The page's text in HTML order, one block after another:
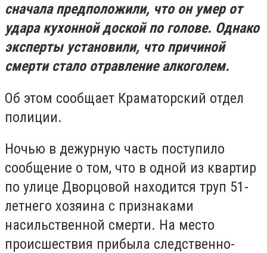
сначала предположили, что он умер от
удара кухонной доской по голове. Однако
эксперты установили, что причиной
смерти стало отравление алкоголем.
Об этом сообщает Краматорский отдел
полиции.
Ночью в дежурную часть поступило
сообщение о том, что в одной из квартир
по улице Дворцовой находится труп 51-
летнего хозяина с признаками
насильственной смерти. На место
происшествия прибыла следственно-